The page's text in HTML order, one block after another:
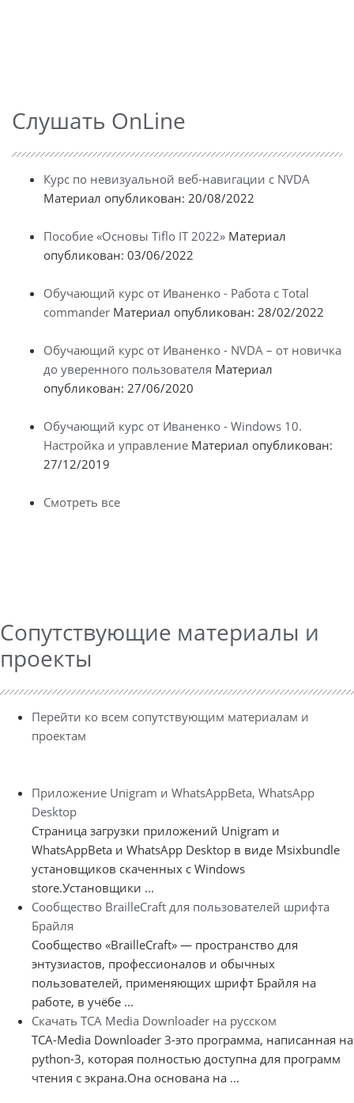
Слушать OnLine
Курс по невизуальной веб-навигации с NVDA
Материал опубликован: 20/08/2022
Пособие «Основы Tiflo IT 2022» Материал
опубликован: 03/06/2022
Обучающий курс от Иваненко - Работа с Total
commander Материал опубликован: 28/02/2022
Обучающий курс от Иваненко - NVDA – от новичка
до уверенного пользователя Материал
опубликован: 27/06/2020
Обучающий курс от Иваненко - Windows 10.
Настройка и управление Материал опубликован:
27/12/2019
Смотреть все
Сопутствующие материалы и
проекты
Перейти ко всем сопутствующим материалам и
проектам
Приложение Unigram и WhatsAppBeta, WhatsApp
Desktop
Страница загрузки приложений Unigram и
WhatsAppBeta и WhatsApp Desktop в виде Msixbundle
установщиков скаченных с Windows
store.Установщики ...
Сообщество BrailleCraft для пользователей шрифта
Брайля
Сообщество «BrailleCraft» — пространство для
энтузиастов, профессионалов и обычных
пользователей, применяющих шрифт Брайля на
работе, в учёбе ...
Скачать TCA Media Downloader на русском
TCA-Media Downloader 3-это программа, написанная на
python-3, которая полностью доступна для программ
чтения с экрана.Она основана на ...